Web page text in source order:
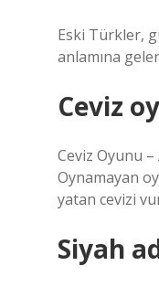
Eski Türkler,
anlamına
Ceviz
Ceviz Oyunu
Oynamayan
yatan cevizi
Siyah